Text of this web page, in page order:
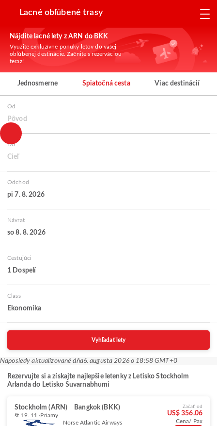
Lacné obľúbené trasy
Nájdite lacné lety z ARN do BKK
Využite exkluzívne ponuky letov do vašej
obľúbenej destinácie. Začnite s rezerváciou
teraz!
Jednosmerne Spiatočná cesta Viac destinácií
Od
Pôvod
Do
Cieľ
Odchod
pi 7. 8. 2026
Návrat
so 8. 8. 2026
Cestujúci
1 Dospelí
Class
Ekonomika
Vyhľadať lety
Naposledy aktualizované dňa6. augusta 2026 o 18:58 GMT+0
Rezervujte si a získajte najlepšie letenky z Letisko Stockholm
Arlanda do Letisko Suvarnabhumi
Stockholm (ARN) Bangkok (BKK)
št 19. 11. Priamy
Norse Atlantic Airways
Začať od
US$ 356.06
Cena/ Pax